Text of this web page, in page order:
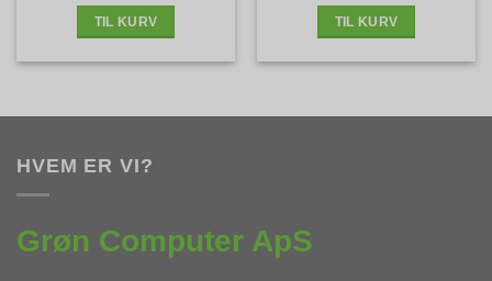
TIL KURV TIL KURV
HVEM ER VI?
Grøn Computer ApS